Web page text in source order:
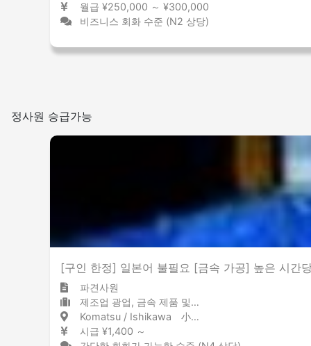
월급 ¥250,000 ～ ¥300,000
비즈니스 회화 수준 (N2 상당)
정사원 승급가능
[구인 한정] 일본어 불필요 [금속 가공] 높은 시간
파견사원
제조업 광업, 금속 제품 및 강철
Komatsu / Ishikawa 小松 / 石川県
시급 ¥1,400 ～